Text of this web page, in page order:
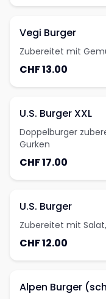
Vegi Burger
Zubereitet mit
CHF 13.00
U.S. Burger XXL
Doppelburger
Gurken
CHF 17.00
U.S. Burger
Zubereitet mit
CHF 12.00
Alpen Burger